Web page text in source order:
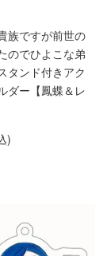
族ですが前世の
のでひよこな弟
タンド付きアク
ダー【鳳蝶＆レ
)